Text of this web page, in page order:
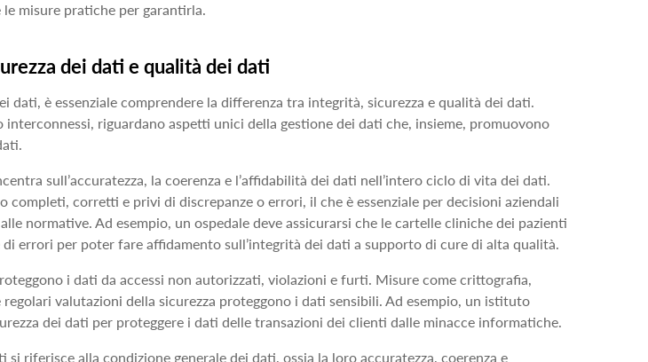
misure pratiche per garantirla.
dei dati e qualità dei dati
dati, è essenziale comprendere la differenza tra integrità, sicurezza e qualità dei dati.
interconnessi, riguardano aspetti unici della gestione dei dati che, insieme, promuovono
sull’accuratezza, la coerenza e l’affidabilità dei dati nell’intero ciclo di vita dei dati.
completi, corretti e privi di discrepanze o errori, il che è essenziale per decisioni aziendali
normative. Ad esempio, un ospedale deve assicurarsi che le cartelle cliniche dei pazienti
di errori per poter fare affidamento sull’integrità dei dati a supporto di cure di alta qualità.
i dati da accessi non autorizzati, violazioni e furti. Misure come crittografia,
valutazioni della sicurezza proteggono i dati sensibili. Ad esempio, un istituto
dei dati per proteggere i dati delle transazioni dei clienti dalle minacce informatiche.
si riferisce alla condizione generale dei dati, ossia la loro accuratezza, coerenza e